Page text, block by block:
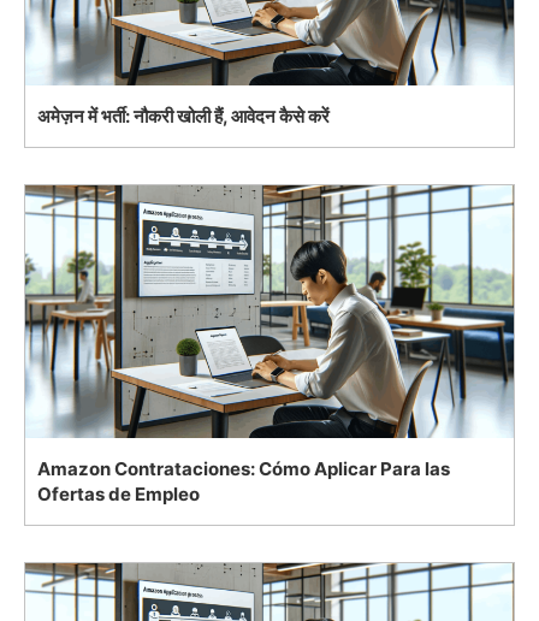
अमेज़न में भर्ती: नौकरी खोली हैं, आवेदन कैसे करें
Amazon Contrataciones: Cómo Aplicar Para las
Ofertas de Empleo